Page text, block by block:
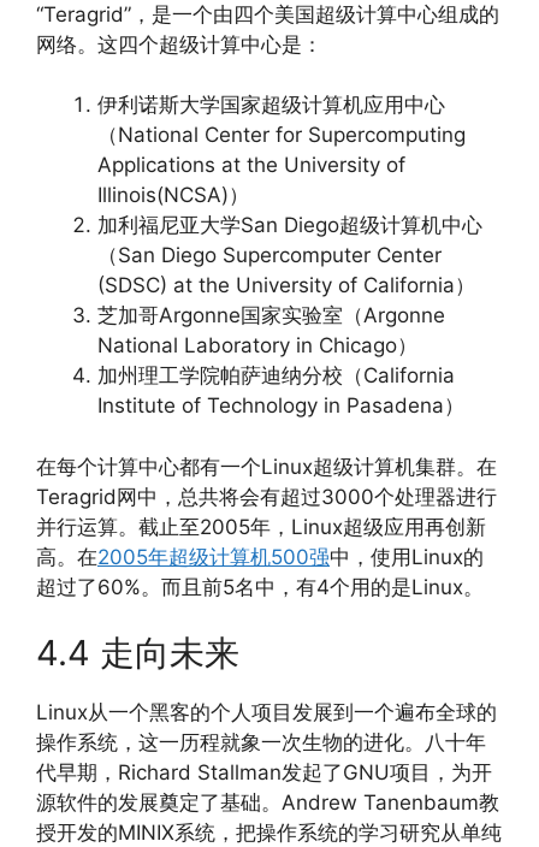
“Teragrid”，是一个由四个美国超级计算中心组成的
网络。这四个超级计算中心是：
伊利诺斯大学国家超级计算机应用中心
（National Center for Supercomputing
Applications at the University of
Illinois(NCSA)）
加利福尼亚大学San Diego超级计算机中心
（San Diego Supercomputer Center
(SDSC) at the University of California）
芝加哥Argonne国家实验室（Argonne
National Laboratory in Chicago）
加州理工学院帕萨迪纳分校（California
Institute of Technology in Pasadena）
在每个计算中心都有一个Linux超级计算机集群。在
Teragrid网中，总共将会有超过3000个处理器进行
并行运算。截止至2005年，Linux超级应用再创新
高。在2005年超级计算机500强中，使用Linux的
超过了60%。而且前5名中，有4个用的是Linux。
4.4 走向未来
Linux从一个黑客的个人项目发展到一个遍布全球的
操作系统，这一历程就象一次生物的进化。八十年
代早期，Richard Stallman发起了GNU项目，为开
源软件的发展奠定了基础。Andrew Tanenbaum教
授开发的MINIX系统，把操作系统的学习研究从单纯